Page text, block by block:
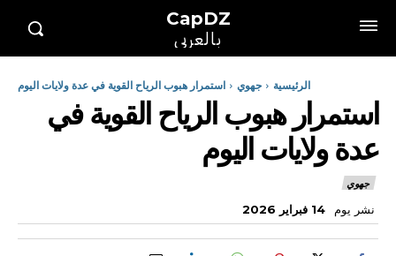
CapDZ
بالعربي
الرئيسية جهوي استمرار هبوب الرياح القوية في عدة ولايات اليوم
استمرار هبوب الرياح القوية في
عدة ولايات اليوم
جهوي
نشر يوم 14 فبراير 2026